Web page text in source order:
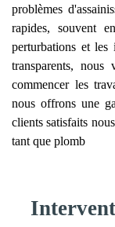
problèmes
rapides, souvent
perturbations et
transparents,
commencer les
nous offrons une
clients satisfaits
tant que plomb